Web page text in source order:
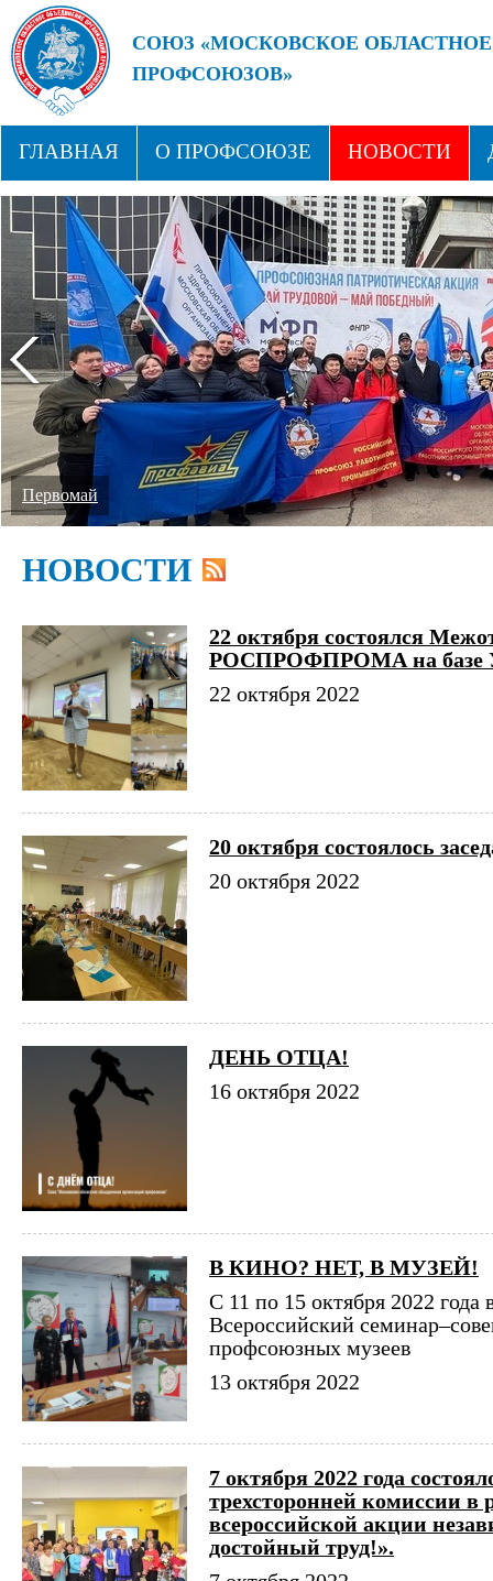
СОЮЗ «МОСКОВСКОЕ
ПРОФСОЮЗОВ»
ГЛАВНАЯ О ПРОФСОЮЗЕ НОВОСТИ
СТРУКТУРА ПРОФСОЮЗНЫЕ ЗДРАВНИЦЫ
Первомай
НОВОСТИ
22 октября состоялся
РОСПРОФПРОМА на базе
22 октября 2022
20 октября состоялось
20 октября 2022
ДЕНЬ ОТЦА!
16 октября 2022
В КИНО? НЕТ, В МУЗЕЙ!
С 11 по 15 октября 2022 года
Всероссийский
профсоюзных музеев
13 октября 2022
7 октября 2022 года
трехсторонней комиссии в
всероссийской акции
достойный труд!».